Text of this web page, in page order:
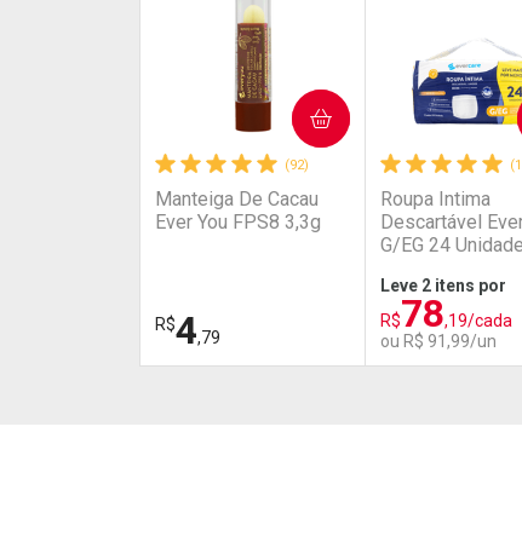
(92)
Manteiga De Cacau
Ever You FPS8 3,3g
R$4,79
COMPRAR
Roupa Intima
Descartável
G/EG 24
Leve 2 itens por
R$78,19/cada
ou R$ 91,99/un